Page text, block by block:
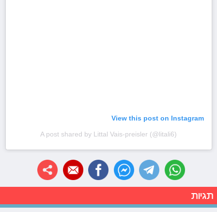
View this post on Instagram
A post shared by Littal Vais-preisler (@litali6)
תגיות